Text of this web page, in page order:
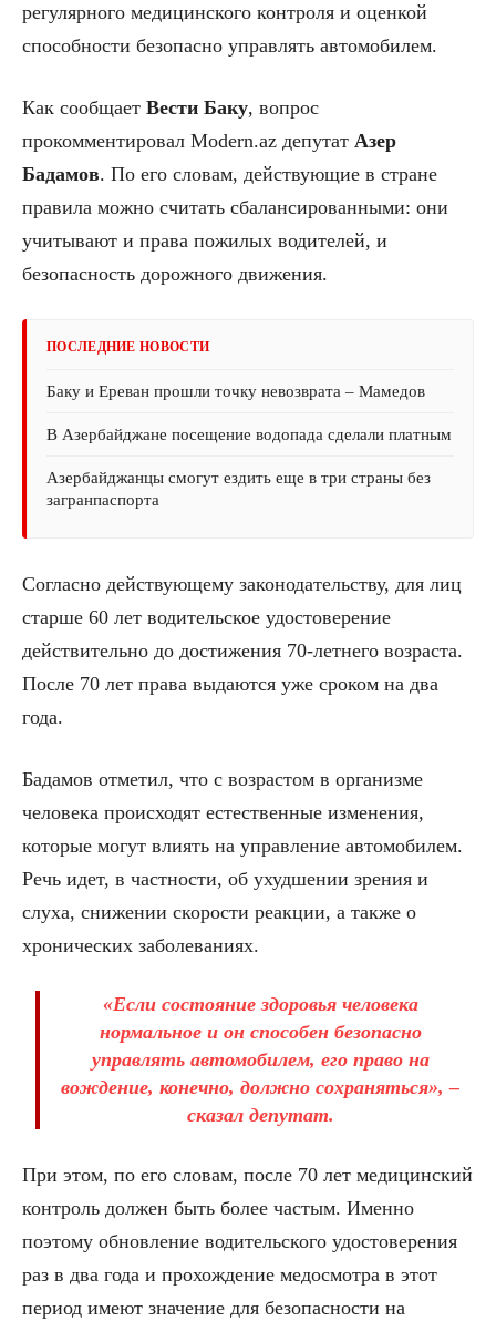
регулярного медицинского контроля и оценкой
способности безопасно управлять автомобилем.
Как сообщает Вести Баку, вопрос
прокомментировал Modern.az депутат Азер
Бадамов. По его словам, действующие в стране
правила можно считать сбалансированными: они
учитывают и права пожилых водителей, и
безопасность дорожного движения.
ПОСЛЕДНИЕ НОВОСТИ
Баку и Ереван прошли точку невозврата – Мамедов
В Азербайджане посещение водопада сделали платным
Азербайджанцы смогут ездить еще в три страны без
загранпаспорта
Согласно действующему законодательству, для лиц
старше 60 лет водительское удостоверение
действительно до достижения 70-летнего возраста.
После 70 лет права выдаются уже сроком на два
года.
Бадамов отметил, что с возрастом в организме
человека происходят естественные изменения,
которые могут влиять на управление автомобилем.
Речь идет, в частности, об ухудшении зрения и
слуха, снижении скорости реакции, а также о
хронических заболеваниях.
«Если состояние здоровья человека
нормальное и он способен безопасно
управлять автомобилем, его право на
вождение, конечно, должно сохраняться», –
сказал депутат.
При этом, по его словам, после 70 лет медицинский
контроль должен быть более частым. Именно
поэтому обновление водительского удостоверения
раз в два года и прохождение медосмотра в этот
период имеют значение для безопасности на